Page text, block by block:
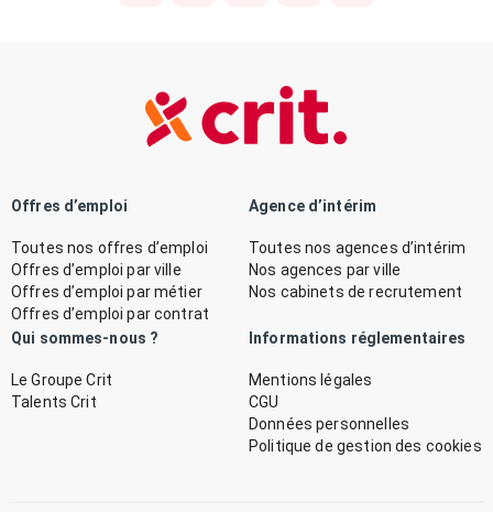
Offres d’emploi
Toutes nos offres d’emploi
Offres d’emploi par ville
Offres d’emploi par métier
Offres d’emploi par contrat
Agence d’intérim
Toutes nos agences d’intérim
Nos agences par ville
Nos cabinets de recrutement
Qui sommes-nous ?
Le Groupe Crit
Talents Crit
Informations réglementaires
Mentions légales
CGU
Données personnelles
Politique de gestion des cookies